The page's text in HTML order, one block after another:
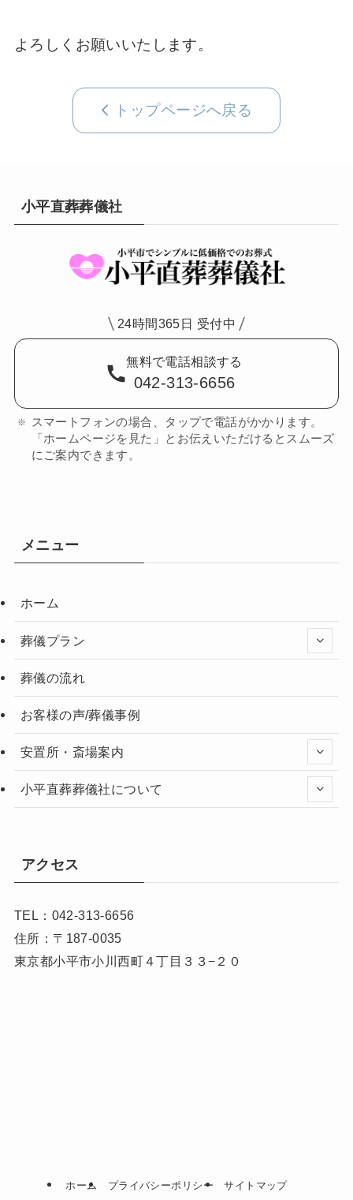
よろしくお願いいたします。
トップページへ戻る
小平直葬葬儀社
24時間365日 受付中
無料で電話相談する
042-313-6656
スマートフォンの場合、タップで電話がかかります。
「ホームページを見た」とお伝えいただけるとスムーズ
にご案内できます。
メニュー
ホーム
葬儀プラン
葬儀の流れ
お客様の声/葬儀事例
安置所・斎場案内
小平直葬葬儀社について
アクセス
TEL：042-313-6656
住所：〒187-0035
東京都小平市小川西町４丁目３３−２０
ホーム プライバシーポリシー サイトマップ